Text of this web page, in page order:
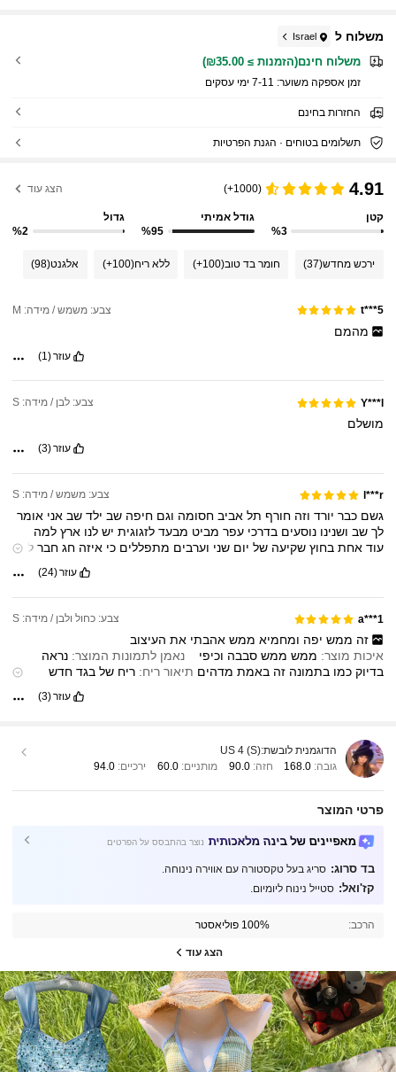
משלוח ל Israel
משלוח חינם(הזמנות ≥ ₪35.00)
זמן אספקה ​​משוער: 7-11 ימי עסקים
החזרות בחינם
תשלומים בטוחים · הגנת הפרטיות
4.91
(1000+) הצג עוד
קטן
%3
גודל אמיתי
%95
גדול
%2
ירכש מחדש(37) חומר בד טוב(100+) ללא ריח(100+) אלגנט(98)
t***5 צבע: משמש / מידה: M
מהמם
עוזר(1)
Y***l צבע: לבן / מידה: S
מושלם
עוזר(3)
l***r צבע: משמש / מידה: S
גשםכבר יורד וזהחורף תלאביבחסומה וגםחיפהשב ילדשבאניאומר
לךשב ושנינונוסעיםבדרכיעפר מביט מבעדלזגוגית ישלנוארץלמה
עודאחתבחוץשקיעהשל יוםשני וערבים מתפלליםכיאיזהחגחברלמן
אנחנו
מביטמבעדלזגוגית
עינייםישלורגישות,כןכןמוזראיךהאויבהזרנראהלאאנושיוגםפוחד
עוזר(24)
a***1 צבע: כחול ולבן / מידה: S
זה ממש יפה ומחמיא ממש אהבתי את העיצוב
איכות מוצר: ממש ממשסבבה וכיפי נאמן לתמונות המוצר:נראה
בדיוקכמובתמונהזהבאמת מדהים תיאור ריח:ריחשלבגדחדש
משיפה
עוזר(3)
הדוגמנית לובשת:US 4 (S)
גובה: 168.0 חזה:90.0 מותניים: 60.0 ירכיים: 94.0
פרטי המוצר
מאפיינים של בינה מלאכותית נוצר בהתבסס על הפרטים
בד סרוג: סריג בעל טקסטורה עם אווירה נינוחה.
קז'ואל: סטייל נינוח ליומיום.
הרכב: 100% פוליאסטר
הצג עוד